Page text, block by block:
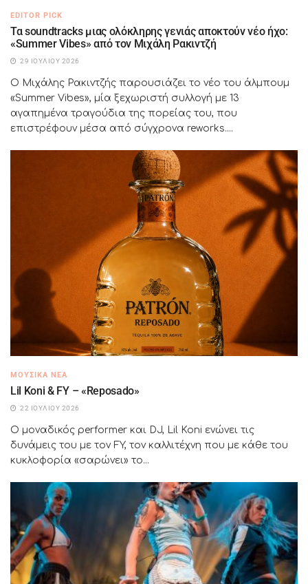
EDITOR PICK
Τα soundtracks μιας ολόκληρης γενιάς αποκτούν νέο ήχο:
«Summer Vibes» από τον Μιχάλη Ρακιντζή
29 ΙΟΥΛΊΟΥ 2026
Ο Μιχάλης Ρακιντζής παρουσιάζει το νέο του άλμπουμ
«Summer Vibes», μία ξεχωριστή συλλογή με 13
αγαπημένα τραγούδια της πορείας του, που
επιστρέφουν μέσα από σύγχρονα reworks....
ΜΟΥΣΙΚΆ ΝΈΑ
Lil Koni & FY – «Reposado»
22 ΙΟΥΛΊΟΥ 2026
Ο μοναδικός performer και DJ, Lil Koni ενώνει τις
δυνάμεις του με τον FY, τον καλλιτέχνη που με κάθε του
κυκλοφορία «σαρώνει» το...